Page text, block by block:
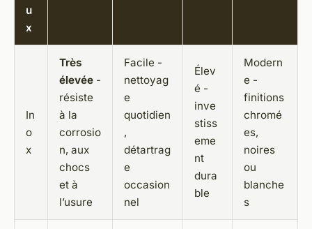
u
x
In
o
x
Très
élevée -
résiste
à la
corrosio
n, aux
chocs
et à
l’usure
Facile -
nettoyag
e
quotidien
,
détartrag
e
occasion
nel
Élev
é -
inve
stiss
eme
nt
dura
ble
Modern
e -
finitions
chromé
es,
noires
ou
blanche
s